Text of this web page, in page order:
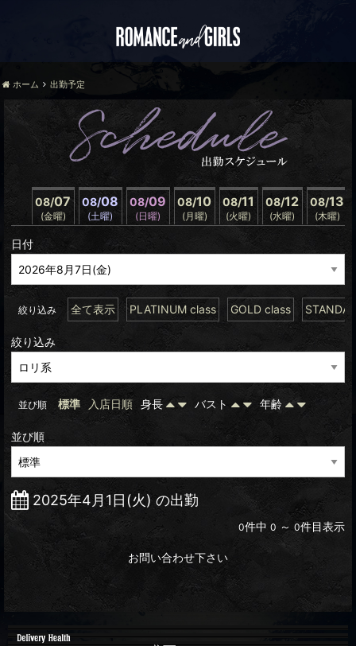
ホーム 出勤予定
08/07
(金曜)
08/08
(土曜)
08/09
(日曜)
08/10
(月曜)
08/11
(火曜)
08/12
(水曜)
08/13
(木曜)
日付
絞り込み 全て表示 PLATINUM class GOLD class
絞り込み
並び順 標準 入店日順 身長 バスト 年齢
並び順
2025年4月1日(火) の出勤
0件中 0 ～ 0件目表示
お問い合わせ下さい